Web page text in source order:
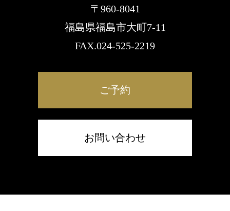
〒960-8041
福島県福島市大町7-11
FAX.024-525-2219
ご予約
お問い合わせ